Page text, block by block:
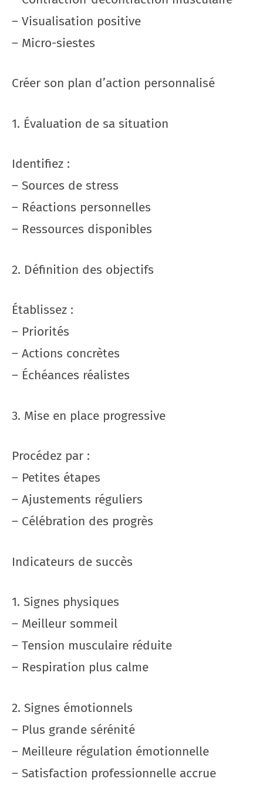
– Visualisation positive
– Micro-siestes
Créer son plan d’action personnalisé
1. Évaluation de sa situation
Identifiez :
– Sources de stress
– Réactions personnelles
– Ressources disponibles
2. Définition des objectifs
Établissez :
– Priorités
– Actions concrètes
– Échéances réalistes
3. Mise en place progressive
Procédez par :
– Petites étapes
– Ajustements réguliers
– Célébration des progrès
Indicateurs de succès
1. Signes physiques
– Meilleur sommeil
– Tension musculaire réduite
– Respiration plus calme
2. Signes émotionnels
– Plus grande sérénité
– Meilleure régulation émotionnelle
– Satisfaction professionnelle accrue